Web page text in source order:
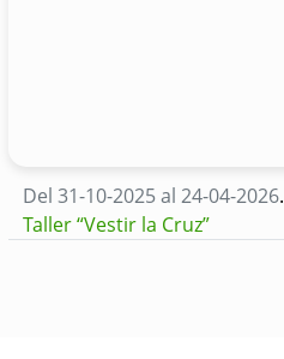
Del 31-10-2025 al 24-04-2026.
Taller “Vestir la Cruz”